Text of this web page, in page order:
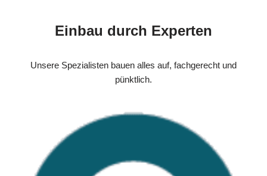
Einbau durch Experten
Unsere Spezialisten bauen alles auf, fachgerecht und
pünktlich.